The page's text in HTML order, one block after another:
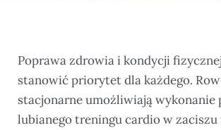
Poprawa zdrowia i kondycji
stanowić priorytet dla każdego.
stacjonarne umożliwiają wykonanie
lubianego treningu cardio w zaciszu